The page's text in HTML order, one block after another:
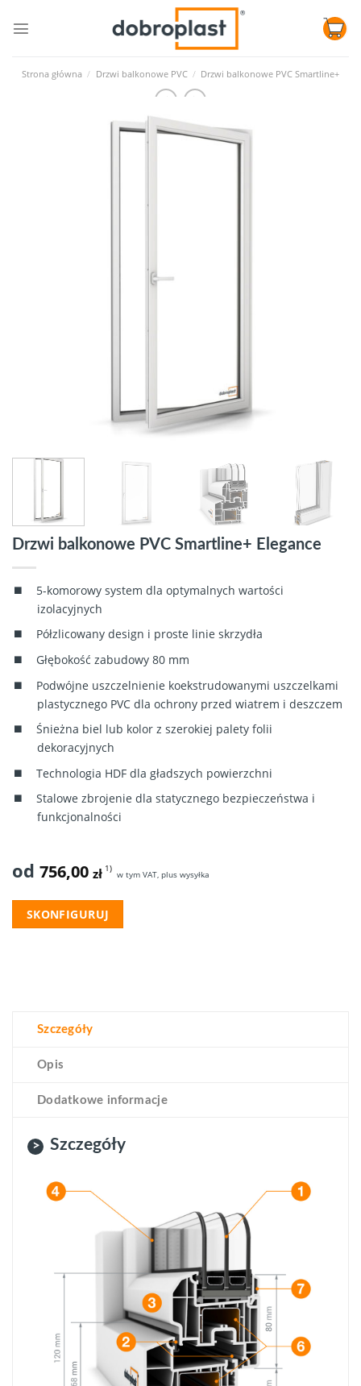
Strona główna / Drzwi balkonowe PVC / Drzwi balkonowe PVC Smartline+
Drzwi balkonowe PVC Smartline+ Elegance
5-komorowy system dla optymalnych wartości
izolacyjnych
Półzlicowany design i proste linie skrzydła
Głębokość zabudowy 80 mm
Podwójne uszczelnienie koekstrudowanymi uszczelkami
plastycznego PVC dla ochrony przed wiatrem i deszczem
Śnieżna biel lub kolor z szerokiej palety folii
dekoracyjnych
Technologia HDF dla gładszych powierzchni
Stalowe zbrojenie dla statycznego bezpieczeństwa i
funkcjonalności
od 756,00 zł 1)
w tym VAT, plus wysyłka
SKONFIGURUJ
Szczegóły
Opis
Dodatkowe informacje
Szczegóły